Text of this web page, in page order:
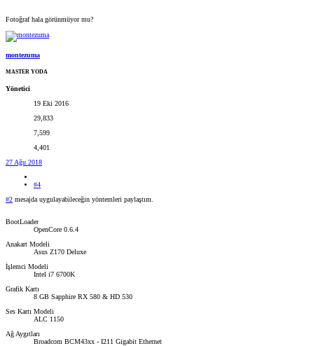
Fotoğraf hala görünmüyor mu?
montezuma
MASTER YODA
Yönetici
19 Eki 2016
29,833
7,599
4,401
27 Ağu 2018
#4
#2 mesajda uygulayabileceğin yöntemleri paylaştım.
BootLoader
OpenCore 0.6.4
Anakart Modeli
Asus Z170 Deluxe
İşlemci Modeli
Intel i7 6700K
Grafik Kartı
8 GB Sapphire RX 580 & HD 530
Ses Kartı Modeli
ALC 1150
Ağ Aygıtları
Broadcom BCM43xx - I211 Gigabit Ethernet